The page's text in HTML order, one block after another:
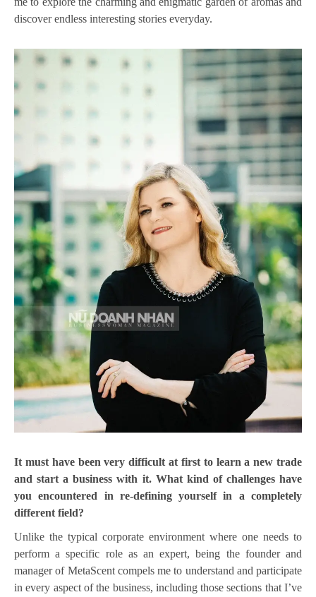
discover endless interesting stories everyday.
It must have been very difficult at first to learn a new trade
and start a business with it. What kind of challenges have
you encountered in re-defining yourself in a completely
different field?
Unlike the typical corporate environment where one needs to
perform a specific role as an expert, being the founder and
manager of MetaScent compels me to understand and participate
in every aspect of the business, including those sections that I’ve